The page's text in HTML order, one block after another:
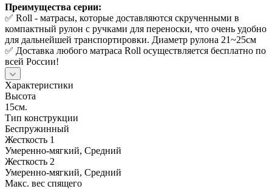
Преимущества серии:
✅ Roll - матрасы, которые доставляются скрученными в
компактный рулон с ручками для переноски, что очень удобно
для дальнейшей транспортировки. Диаметр рулона 21~25см
✅ Доставка любого матраса Roll осуществляется бесплатно по
всей России!
Характеристики
Высота
15см.
Тип конструкции
Беспружинный
Жесткость 1
Умеренно-мягкий, Средний
Жесткость 2
Умеренно-мягкий, Средний
Макс. вес спящего